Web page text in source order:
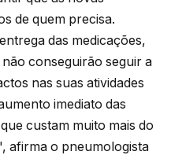
de quem precisa.
das medicações,
conseguirão seguir a
nas suas atividades
imediato das
custam muito mais do
afirma o pneumologista